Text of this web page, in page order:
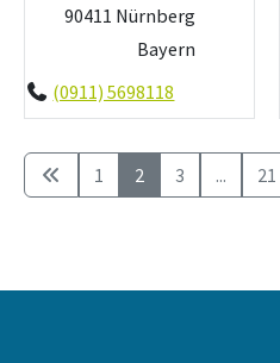
90411 Nürnberg
Bayern
(0911) 5698118
1 2 3 ... 21